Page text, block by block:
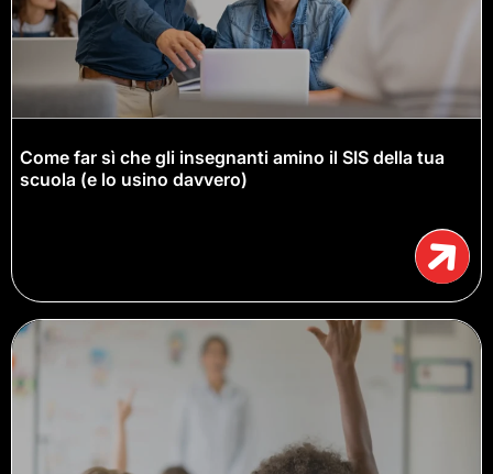
Come far sì che gli insegnanti amino il SIS della tua
scuola (e lo usino davvero)